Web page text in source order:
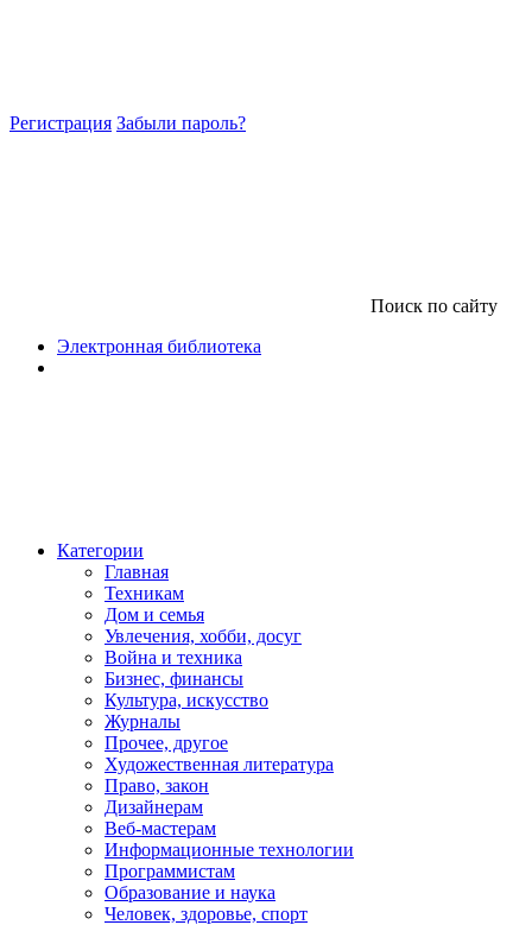
Регистрация Забыли пароль?
Поиск по сайту
Электронная библиотека
Категории
Главная
Техникам
Дом и семья
Увлечения, хобби, досуг
Война и техника
Бизнес, финансы
Культура, искусство
Журналы
Прочее, другое
Художественная литература
Право, закон
Дизайнерам
Веб-мастерам
Информационные технологии
Программистам
Образование и наука
Человек, здоровье, спорт